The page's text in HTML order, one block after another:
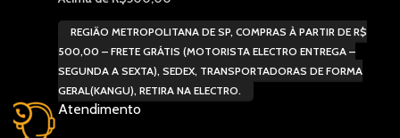
sobre o substrato, criando
como se fosse uma raiz
protetiva, que penetra em
toda e qualquer porosidade
da peça, inibindo a ação do
oxigênio do ar, protegendo a
totalmente translúcido, e de
elevada resistência.
REGIÃO METROPOLITANA DE SP, COMPRAS À PARTIR DE R$
500,00 – FRETE GRÁTIS (MOTORISTA ELECTRO ENTREGA –
SEGUNDA A SEXTA), SEDEX, TRANSPORTADORAS DE FORMA
GERAL(KANGU), RETIRA NA ELECTRO.
Atendimento